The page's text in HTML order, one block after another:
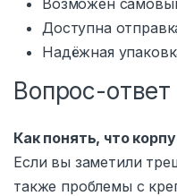
Доступна
Надёжная
Вопрос-ответ
Как понять, что
Если вы заметили
также проблемы с